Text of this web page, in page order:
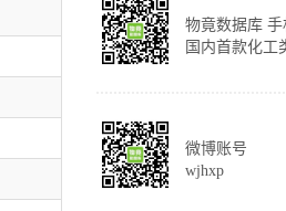
物竟数据库 手
国内首款化工
微博账号
wjhxp